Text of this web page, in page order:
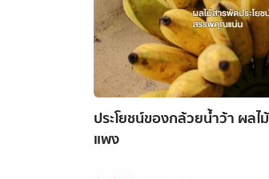
ประโยชน์ของกล้วยน้ำว้า ผล
แพง